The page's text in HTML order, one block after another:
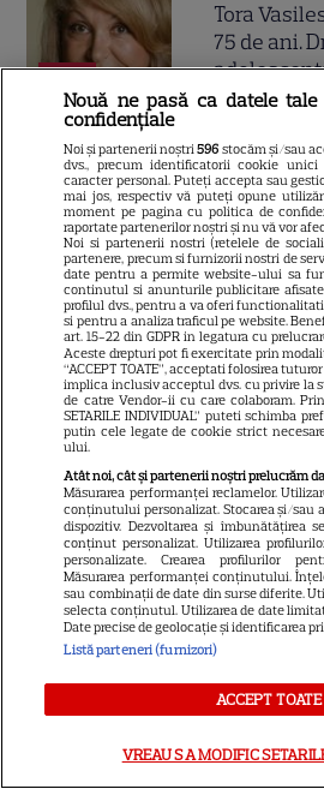
24
Tora
75 de ani.
viața
13
VEDETE
George și
evacuați
Franța din
Mesajul
„Nu știm
Despre
Contact
Contacte
Abonamente
Nouă ne pasă ca datele
confidențiale
Noi și partenerii noștri596 stocăm și/sau
dvs., precum identificatorii cookie unici
caracter personal. Puteți accepta sau
mai jos, respectiv vă puteți opune
moment pe pagina cu politica de
raportate partenerilor noștri și nu vă vor
Noi si partenerii nostri (retelele de
partenere, precum si furnizorii nostri de
date pentru a permite website-ului sa
continutul si anunturile publicitare
profilul dvs., pentru a va oferi
si pentru a analiza traficul pe website.
art. 15-22 din GDPR in legatura cu
Aceste drepturi pot fi exercitate prin
“ACCEPT TOATE”, acceptati folosirea
implica inclusiv acceptul dvs. cu privire la
de catre Vendor-ii cu care colaboram.
SETARILE INDIVIDUAL” puteti schimba
putin cele legate de cookie strict
ului.
Atât noi, cât și partenerii noștri prelucrăm
Măsurarea performanței reclamelor.
conținutului personalizat. Stocarea și/sau
dispozitiv. Dezvoltarea și îmbunătățirea
conținut personalizat. Utilizarea
personalizate. Crearea profilurilor
Măsurarea performanței conținutului.
sau combinații de date din surse diferite.
selecta conținutul. Utilizarea de date
Date precise de geolocație și identificarea
Listă parteneri (furnizori)
ACCEPT TOATE
VREAU SA MODIFIC